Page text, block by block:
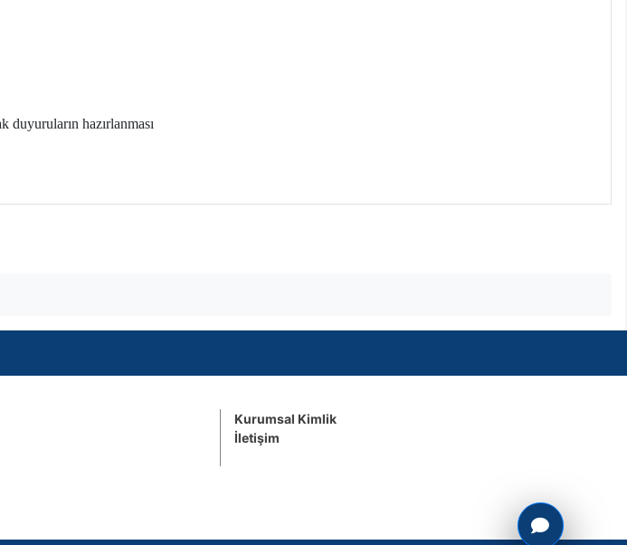
duyuruların hazırlanması
Kurumsal Kimlik
İletişim